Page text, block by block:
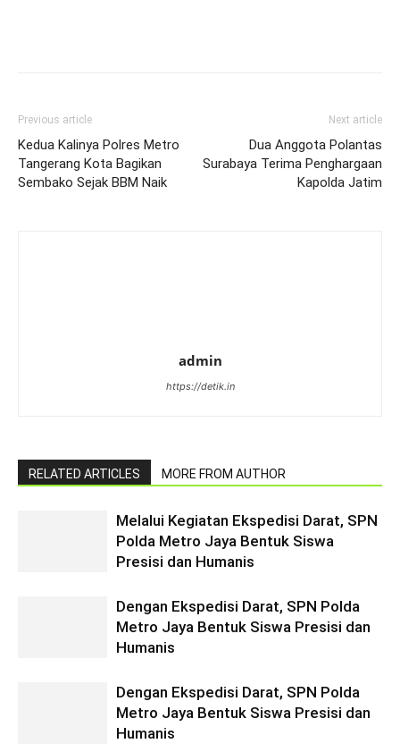
Previous article
Kedua Kalinya Polres Metro
Tangerang Kota Bagikan
Sembako Sejak BBM Naik
Next article
Dua Anggota Polantas
Surabaya Terima Penghargaan
Kapolda Jatim
admin
https://detik.in
RELATED ARTICLES MORE FROM AUTHOR
Melalui Kegiatan Ekspedisi Darat, SPN
Polda Metro Jaya Bentuk Siswa
Presisi dan Humanis
Dengan Ekspedisi Darat, SPN Polda
Metro Jaya Bentuk Siswa Presisi dan
Humanis
Dengan Ekspedisi Darat, SPN Polda
Metro Jaya Bentuk Siswa Presisi dan
Humanis